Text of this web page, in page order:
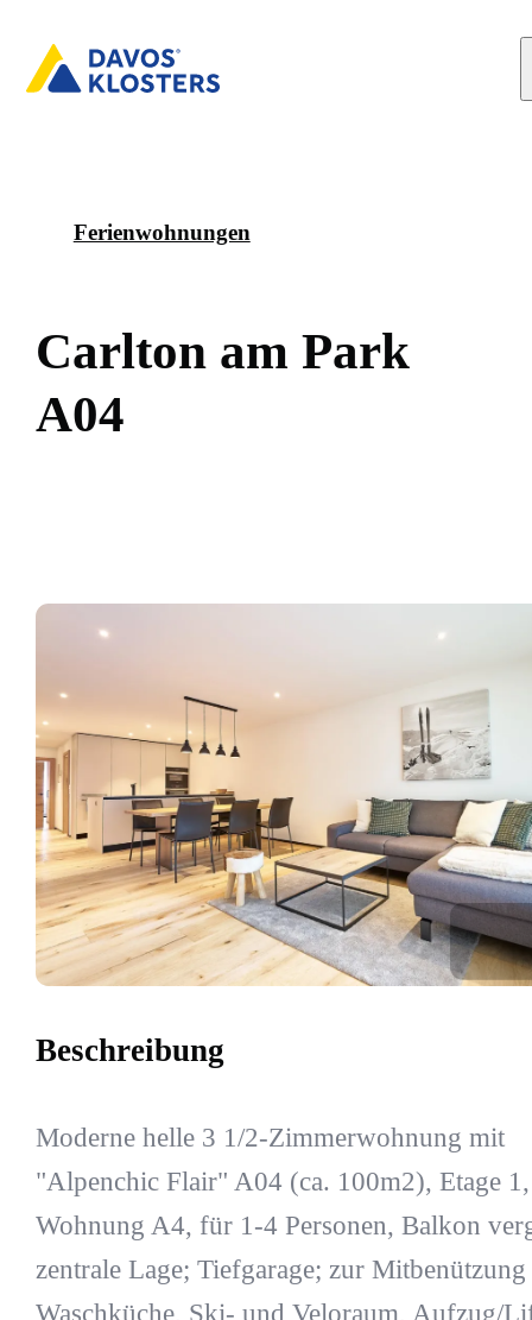
Ferienwohnungen
Carlton am Park
A04
Beschreibung
Moderne helle 3 1/2-Zimmerwohnung mit
"Alpenchic Flair" A04 (ca. 100m2), Etage 1,
Wohnung A4, für 1-4 Personen, Balkon
zentrale Lage; Tiefgarage; zur Mitbenützung
Waschküche, Ski- und Veloraum, Aufzug/